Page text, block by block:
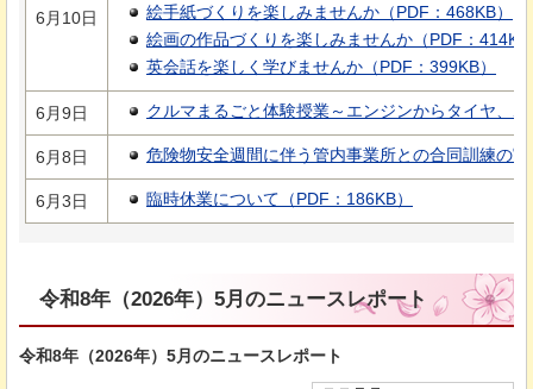
6月10日
絵手紙づくりを楽しみませんか（PDF：468KB）
絵画の作品づくりを楽しみませんか（PDF：414KB
英会話を楽しく学びませんか（PDF：399KB）
6月9日 クルマまるごと体験授業～エンジンからタイヤ、
6月8日 危険物安全週間に伴う管内事業所との合同訓練の
6月3日 臨時休業について（PDF：186KB）
令和8年（2026年）5月のニュースレポート
令和8年（2026年）5月のニュースレポート